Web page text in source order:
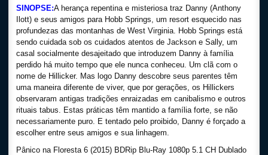
SINOPSE:A herança repentina e misteriosa traz Danny (Anthony
Ilott) e seus amigos para Hobb Springs, um resort esquecido nas
profundezas das montanhas de West Virginia. Hobb Springs está
sendo cuidada sob os cuidados atentos de Jackson e Sally, um
casal socialmente desajeitado que introduzem Danny à família
perdido há muito tempo que ele nunca conheceu. Um clã com o
nome de Hillicker. Mas logo Danny descobre seus parentes têm
uma maneira diferente de viver, que por gerações, os Hillickers
observaram antigas tradições enraizadas em canibalismo e outros
rituais tabus. Estas práticas têm mantido a família forte, se não
necessariamente puro. E tentado pelo proibido, Danny é forçado a
escolher entre seus amigos e sua linhagem.
Pânico na Floresta 6 (2015) BDRip Blu-Ray 1080p 5.1 CH Dublado